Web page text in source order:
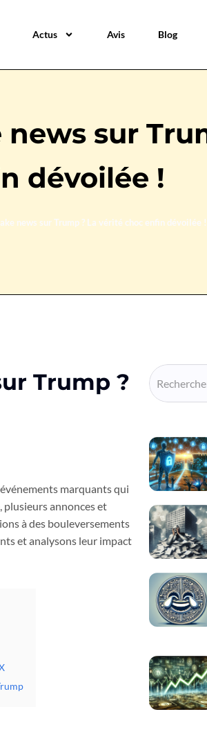
Actus Avis Blog
sur
dévoilée !
news sur Trump ? La vérité choc enfin dévoilée !
Trump ?
marquants qui
plusieurs annonces et
à des bouleversements
et analysons leur impact